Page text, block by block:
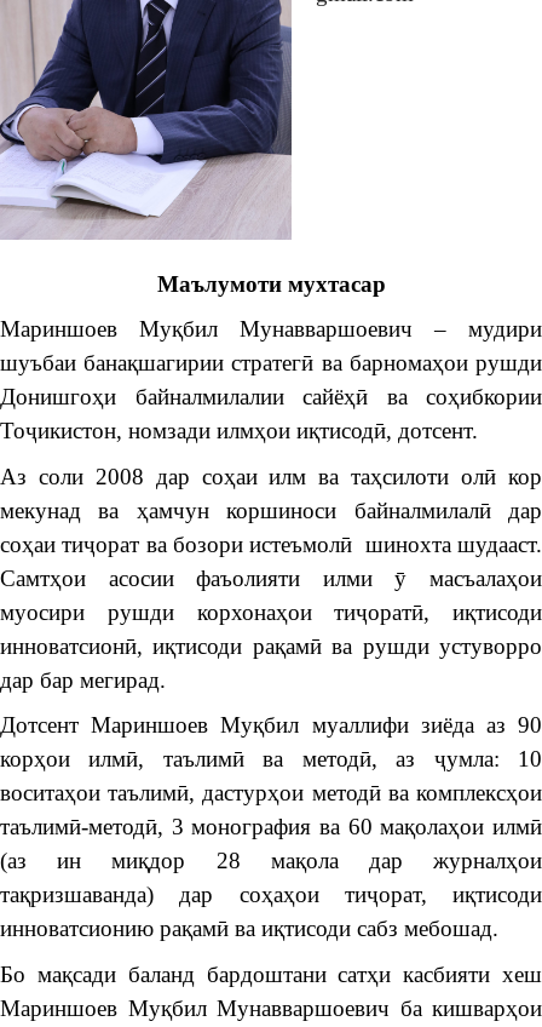
Маълумоти мухтасар
Мариншоев Муқбил Мунавваршоевич – мудири
шуъбаи банақшагирии стратегӣ ва барномаҳои рушди
Донишгоҳи байналмилалии сайёҳӣ ва соҳибкории
Тоҷикистон, номзади илмҳои иқтисодӣ, дотсент.
Аз соли 2008 дар соҳаи илм ва таҳсилоти олӣ кор
мекунад ва ҳамчун коршиноси байналмилалӣ дар
соҳаи тиҷорат ва бозори истеъмолӣ шинохта шудааст.
Самтҳои асосии фаъолияти илми ӯ масъалаҳои
муосири рушди корхонаҳои тиҷоратӣ, иқтисоди
инноватсионӣ, иқтисоди рақамӣ ва рушди устуворро
дар бар мегирад.
Дотсент Мариншоев Муқбил муаллифи зиёда аз 90
корҳои илмӣ, таълимӣ ва методӣ, аз ҷумла: 10
воситаҳои таълимӣ, дастурҳои методӣ ва комплексҳои
таълимӣ-методӣ, 3 монография ва 60 мақолаҳои илмӣ
(аз ин миқдор 28 мақола дар журналҳои
тақризшаванда) дар соҳаҳои тиҷорат, иқтисоди
инноватсионию рақамӣ ва иқтисоди сабз мебошад.
Бо мақсади баланд бардоштани сатҳи касбияти хеш
Мариншоев Муқбил Мунавваршоевич ба кишварҳои